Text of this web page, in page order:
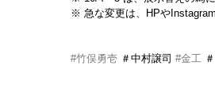
※ 急な変更は、HPや
#竹俣勇壱 ＃中村譲司 #金工